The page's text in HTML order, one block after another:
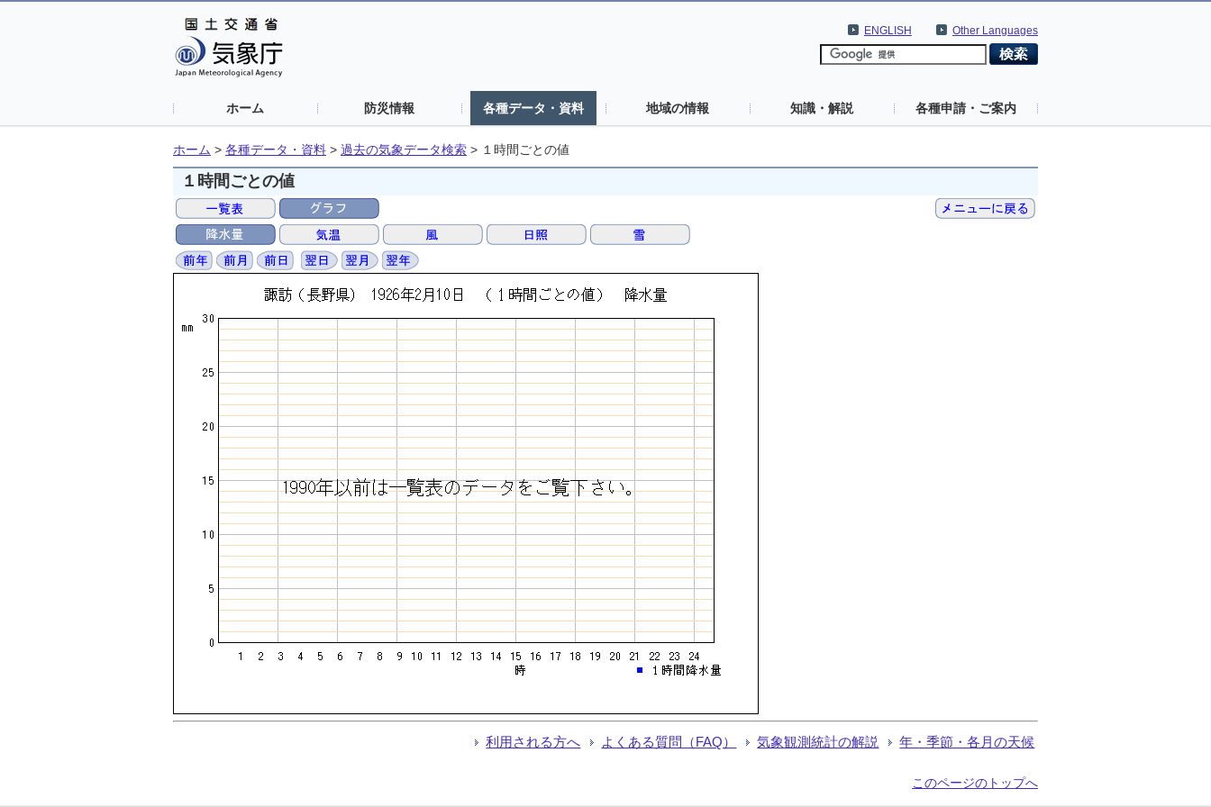
Other Languages
ENGLISH
ホーム 防災情報 各種データ・資料 地域の情報 知識・解説 各種申請・ご案内
ホーム > 各種データ・資料 > 過去の気象データ検索 > １時間ごとの値
１時間ごとの値
利用される方へ よくある質問（FAQ） 気象観測統計の解説 年・季節・各月の天候
このページのトップへ